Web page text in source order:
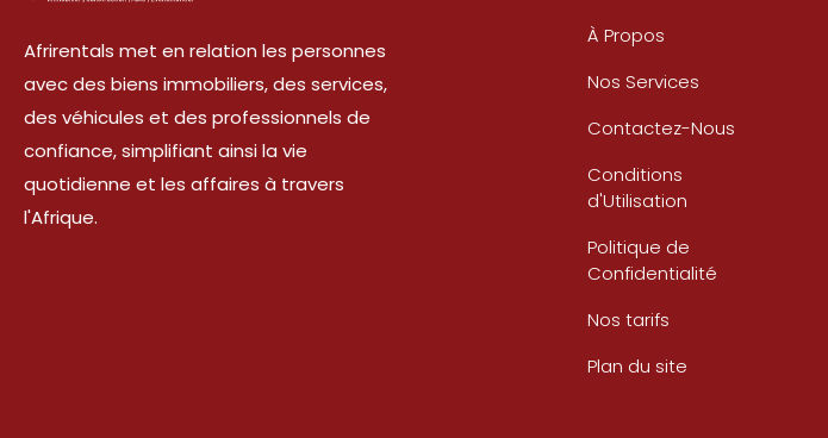
Afrirentals met en relation les personnes
avec des biens immobiliers, des services,
des véhicules et des professionnels de
confiance, simplifiant ainsi la vie
quotidienne et les affaires à travers
l'Afrique.
À Propos
Nos Services
Contactez-Nous
Conditions
d'Utilisation
Politique de
Confidentialité
Nos tarifs
Plan du site